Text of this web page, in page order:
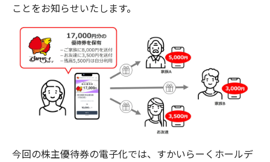
ことをお知らせいたします。
今回の株主優待券の電子化では、すかいらーくホールデ